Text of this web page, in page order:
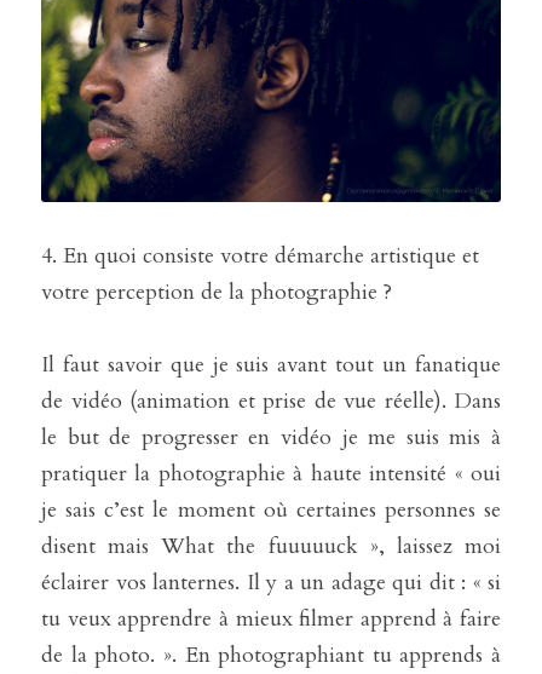
4. En quoi consiste votre démarche artistique et
votre perception de la photographie ?
Il faut savoir que je suis avant tout un fanatique
de vidéo (animation et prise de vue réelle). Dans
le but de progresser en vidéo je me suis mis à
pratiquer la photographie à haute intensité « oui
je sais c’est le moment où certaines personnes se
disent mais What the fuuuuuck », laissez moi
éclairer vos lanternes. Il y a un adage qui dit : « si
tu veux apprendre à mieux filmer apprend à faire
de la photo. ». En photographiant tu apprends à